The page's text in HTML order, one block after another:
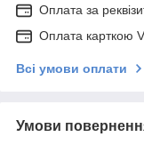
Оплата за
Оплата карткою
Всі умови оплати
Умови